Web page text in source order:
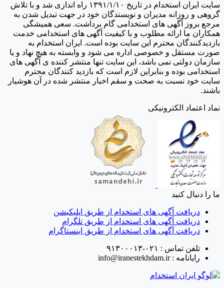
سایت ایران استخدام در تاریخ ۱۳۹۱/۱/۱۰ راه اندازی شد و با تلاش
و روزانه مدیران و نویسندگان خود در جهت تبدیل شدن به
بروز آگهی های استخدامی گام برداشت. سعی همیشگی
ما ارائه مطلوب و با کیفیت آگهی های استخدامی خدمت
محترم این سایت بوده است. ایران استخدام به
مستقل و خصوصی اداره می شود و وابسته به هیچ نهاد و یا
دولتی نمی باشد، این سایت تنها منتشر کننده ی آگهی های
بوده و بنابراین لازم است که بازدید کنندگان محترم
خود نسبت به صحت و سقم اخبار منتشر شده در آن هوشیار
اعتماد الکترونیکی
را دنبال کنید
دریافت آگهی های استخدام از طریق اپلیکیشن
دریافت آگهی های استخدام از طریق تلگرام
دریافت آگهی های استخدام از طریق اینستاگرام
تلفن تماس : ۰۲۱-۹۱۳۰۰۰۱۳
رایانامه : info@iranestekhdam.ir